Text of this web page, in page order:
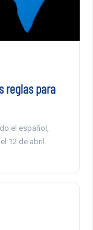
reglas para
el español,
12 de abril.